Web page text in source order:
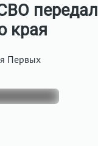
края
Первых